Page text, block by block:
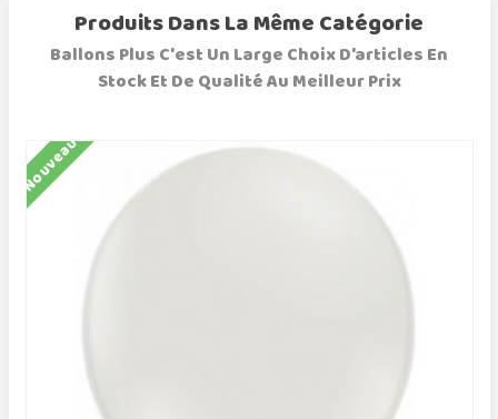
Produits Dans La Même Catégorie
Ballons Plus C'est Un Large Choix D'articles En
Stock Et De Qualité Au Meilleur Prix
Nouveau